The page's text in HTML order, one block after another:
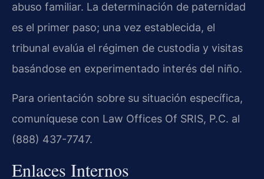
abuso familiar. La determinación de paternidad
es el primer paso; una vez establecida, el
tribunal evalúa el régimen de custodia y visitas
basándose en experimentado interés del niño.
Para orientación sobre su situación específica,
comuníquese con Law Offices Of SRIS, P.C. al
(888) 437-7747.
Enlaces Internos